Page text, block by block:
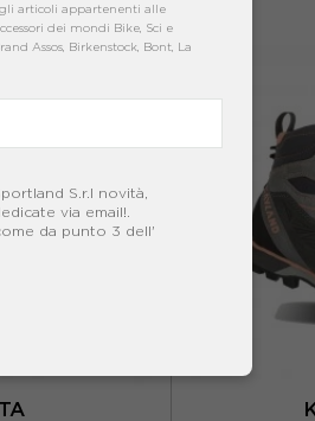
articoli appartenenti alle
dei mondi Bike, Sci e
Assos, Birkenstock, Bont, La
S.r.l novità,
via email!.
da punto 3 dell'